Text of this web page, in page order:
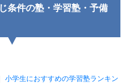
条件の塾・学習塾・予備
小学生におすすめの学習塾ランキン